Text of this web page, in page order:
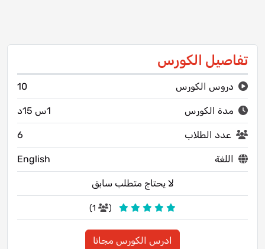
تفاصيل الكورس
دروس الكورس 10
مدة الكورس 1س 15د
عدد الطلاب 6
اللغة English
لا يحتاج متطلب سابق
(
1)
ادرس الكورس مجانا